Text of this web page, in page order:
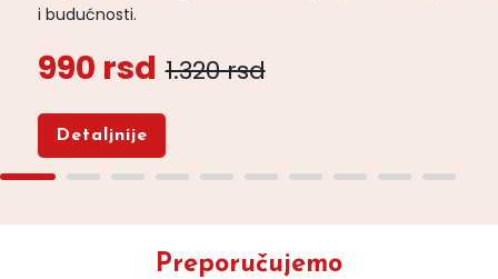
i budućnosti.
990 rsd 1.320 rsd
Detaljnije
Preporučujemo